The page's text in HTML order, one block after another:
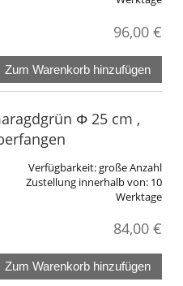
96,00 €
Zum Warenkorb hinzufügen
Φ 25 cm ,
Verfügbarkeit:große Anzahl
Zustellung innerhalb von: 10
Werktage
84,00 €
Zum Warenkorb hinzufügen